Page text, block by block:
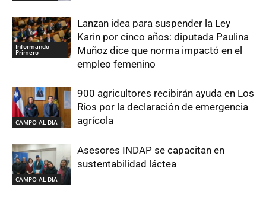
Informando
Primero
Lanzan idea para suspender la Ley
Karin por cinco años: diputada Paulina
Muñoz dice que norma impactó en el
empleo femenino
CAMPO AL DIA
900 agricultores recibirán ayuda en Los
Ríos por la declaración de emergencia
agrícola
CAMPO AL DIA
Asesores INDAP se capacitan en
sustentabilidad láctea